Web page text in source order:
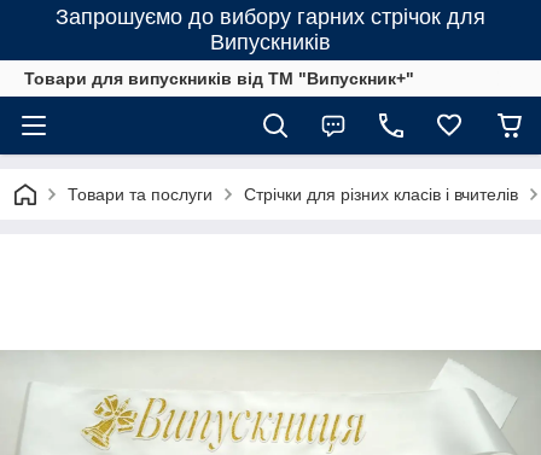
Запрошуємо до вибору гарних стрічок для
Випускників
Товари для випускників від ТМ "Випускник+"
Товари та послуги Стрічки для різних класів і вчителів